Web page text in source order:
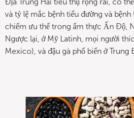
và tỷ lệ mắc bệnh tiểu đường và
chiếm ưu thế trong ẩm thực Ấn Độ,
Ngược lại, ở Mỹ Latinh, mọi người
Mexico), và đậu gà phổ biến ở Trung